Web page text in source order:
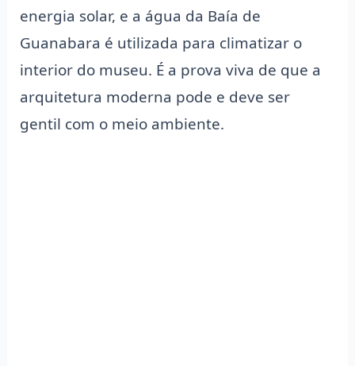
energia solar, e a água da Baía de
Guanabara é utilizada para climatizar o
interior do museu. É a prova viva de que a
arquitetura moderna pode e deve ser
gentil com o meio ambiente.